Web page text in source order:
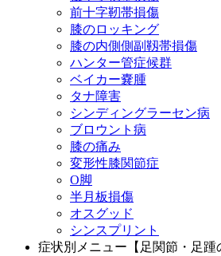
前十字靭帯損傷
膝のロッキング
膝の内側側副靱帯損傷
ハンター管症候群
ベイカー嚢腫
タナ障害
シンディングラーセン病
ブロウント病
膝の痛み
変形性膝関節症
O脚
半月板損傷
オスグッド
シンスプリント
症状別メニュー【足関節・足踵